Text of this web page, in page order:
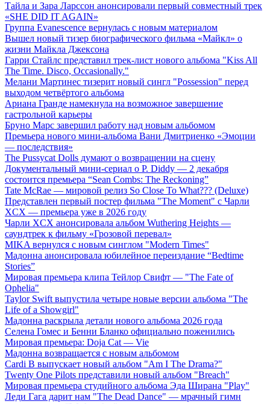
Тайла и Зара Ларссон анонсировали первый совместный трек
«SHE DID IT AGAIN»
Группа Evanescence вернулась с новым материалом
Вышел новый тизер биографического фильма «Майкл» о
жизни Майкла Джексона
Гарри Стайлс представил трек-лист нового альбома "Kiss All
The Time. Disco, Occasionally."
Мелани Мартинес тизерит новый сингл "Possession" перед
выходом четвёртого альбома
Ариана Гранде намекнула на возможное завершение
гастрольной карьеры
Бруно Марс завершил работу над новым альбомом
Премьера нового мини-альбома Вани Дмитриенко «Эмоции
— последствия»
The Pussycat Dolls думают о возвращении на сцену
Документальный мини-сериал о P. Diddy — 2 декабря
состоится премьера “Sean Combs: The Reckoning”
Tate McRae — мировой релиз So Close To What??? (Deluxe)
Представлен первый постер фильма "The Moment" с Чарли
XCX — премьера уже в 2026 году
Чарли XCX анонсировала альбом Wuthering Heights —
саундтрек к фильму «Грозовой перевал»
MIKA вернулся с новым синглом "Modern Times"
Мадонна анонсировала юбилейное переиздание “Bedtime
Stories”
Мировая премьера клипа Тейлор Свифт — "The Fate of
Ophelia"
Taylor Swift выпустила четыре новые версии альбома "The
Life of a Showgirl"
Мадонна раскрыла детали нового альбома 2026 года
Селена Гомес и Бенни Бланко официально поженились
Мировая премьера: Doja Cat — Vie
Мадонна возвращается с новым альбомом
Cardi B выпускает новый альбом "Am I The Drama?"
Twenty One Pilots представили новый альбом "Breach"
Мировая премьера студийного альбома Эда Ширана "Play"
Леди Гага дарит нам "The Dead Dance" — мрачный гимн